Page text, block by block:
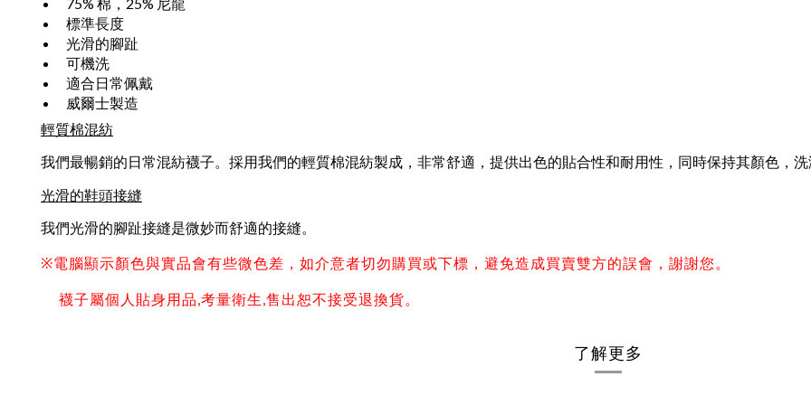
標準長度
光滑的腳趾
可機洗
適合日常佩戴
威爾士製造
輕質棉混紡
我們最暢銷的日常混紡襪子。採用我們的輕質棉混紡製成，非常舒適，提供出色的貼合性和耐用性，同時保持其顏色，洗
光滑的鞋頭接縫
我們光滑的腳趾接縫是微妙而舒適的接縫。
※電腦顯示顏色與實品會有些微色差，如介意者切勿購買或下標，避免造成買賣雙方的誤會，謝謝您。
襪子屬個人貼身用品,考量衛生,售出恕不接受退換貨。
了解更多